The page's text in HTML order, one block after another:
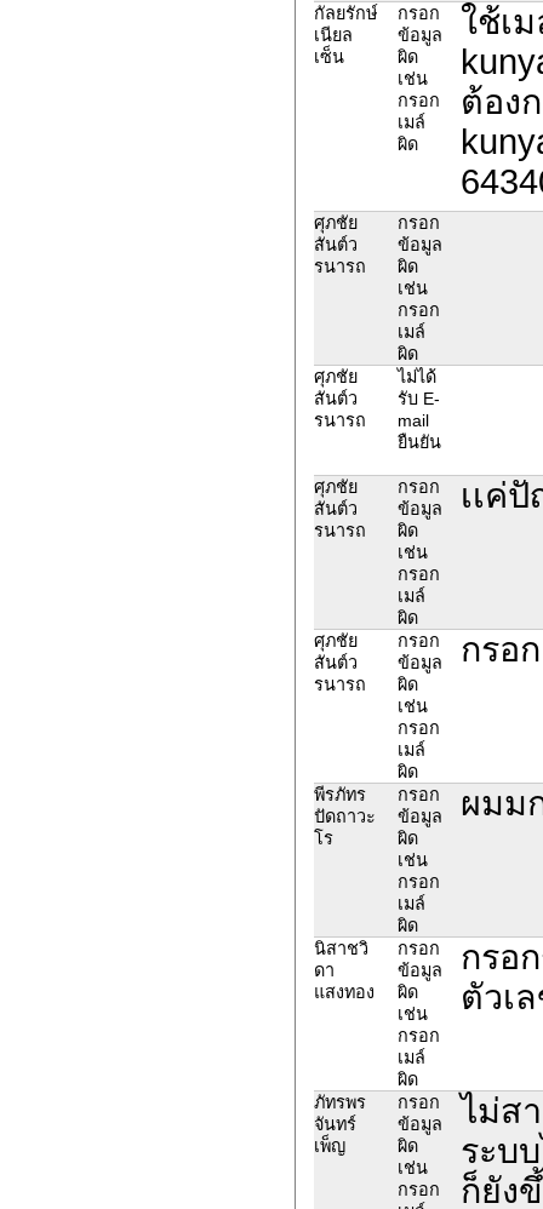
กัลยรักษ์
เนียล
เซ็น
กรอก
ข้อมูล
ผิด
เช่น
กรอก
เมล์
ผิด
ใช้เ
ต้อง
ศุภชัย
สันต์ว
รนารถ
กรอก
ข้อมูล
ผิด
เช่น
กรอก
เมล์
ผิด
ศุภชัย
สันต์ว
รนารถ
ไม่ได้
รับ E-
mail
ยืนยัน
ศุภชัย
สันต์ว
รนารถ
กรอก
ข้อมูล
ผิด
เช่น
กรอก
เมล์
ผิด
เเค่
ศุภชัย
สันต์ว
รนารถ
กรอก
ข้อมูล
ผิด
เช่น
กรอก
เมล์
ผิด
กรอ
พีรภัทร
ปัดถาวะ
โร
กรอก
ข้อมูล
ผิด
เช่น
กรอก
เมล์
ผิด
ผมม
นิสาชวิ
ดา
แสงทอง
กรอก
ข้อมูล
ผิด
เช่น
กรอก
เมล์
ผิด
กรอ
ตัวเ
ภัทรพร
จันทร์
เพ็ญ
กรอก
ข้อมูล
ผิด
เช่น
กรอก
ไม่ส
ระบ
ก็ยัง